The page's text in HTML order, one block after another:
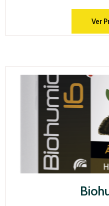
Ver